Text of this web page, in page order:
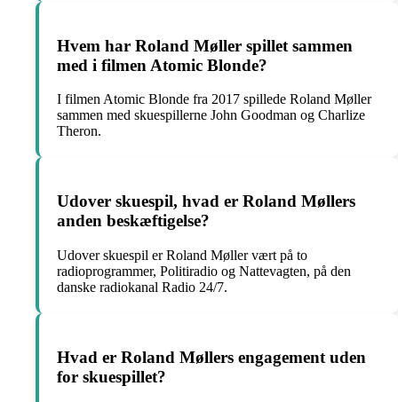
Hvem har Roland Møller spillet sammen
med i filmen Atomic Blonde?
I filmen Atomic Blonde fra 2017 spillede Roland Møller
sammen med skuespillerne John Goodman og Charlize
Theron.
Udover skuespil, hvad er Roland Møllers
anden beskæftigelse?
Udover skuespil er Roland Møller vært på to
radioprogrammer, Politiradio og Nattevagten, på den
danske radiokanal Radio 24/7.
Hvad er Roland Møllers engagement uden
for skuespillet?